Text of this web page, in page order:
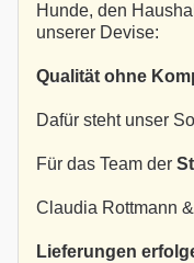
Hunde, den
unserer Devise:
Qualität ohne
Dafür steht unser
Für das Team der
Claudia Rottmann
Lieferungen